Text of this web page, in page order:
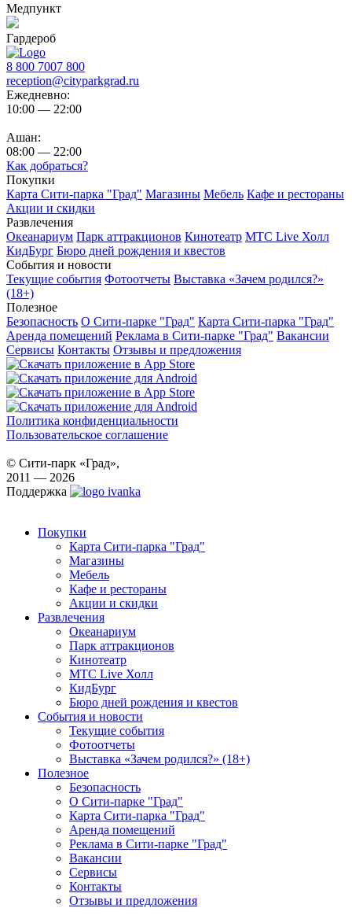
Медпункт
Гардероб
8 800 7007 800
reception@cityparkgrad.ru
Ежедневно:
10:00 — 22:00
Ашан:
08:00 — 22:00
Как добраться?
Покупки
Карта Сити-парка "Град" Магазины Мебель Кафе и рестораны
Акции и скидки
Развлечения
Океанариум Парк аттракционов Кинотеатр МТС Live Холл
КидБург Бюро дней рождения и квестов
События и новости
Текущие события Фотоотчеты Выставка «Зачем родился?»
(18+)
Полезное
Безопасность О Сити-парке "Град" Карта Сити-парка "Град"
Аренда помещений Реклама в Сити-парке "Град" Вакансии
Сервисы Контакты Отзывы и предложения
Политика конфиденциальности
Пользовательское соглашение
© Сити-парк «Град»,
2011 — 2026
Поддержка
Покупки
Карта Сити-парка "Град"
Магазины
Мебель
Кафе и рестораны
Акции и скидки
Развлечения
Океанариум
Парк аттракционов
Кинотеатр
МТС Live Холл
КидБург
Бюро дней рождения и квестов
События и новости
Текущие события
Фотоотчеты
Выставка «Зачем родился?» (18+)
Полезное
Безопасность
О Сити-парке "Град"
Карта Сити-парка "Град"
Аренда помещений
Реклама в Сити-парке "Град"
Вакансии
Сервисы
Контакты
Отзывы и предложения